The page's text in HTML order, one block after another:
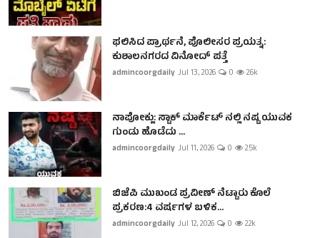
ಫಲಿಸಿದ ಪ್ರಾರ್ಥನೆ, ಪೊಲೀಸರ ಪ್ರಯತ್ನ:
ಕುಶಾಲನಗರದ ವಿನೋದ್ ಪತ್ತೆ
admincoorgdaily Jul 13, 2026 0 2.6k
ನಾಪೋಕ್ಲು: ಸ್ಟಾಕ್ ಮಾರ್ಕೆಟ್ ನಲ್ಲಿ ನಷ್ಟ ಯುವಕ
ಗುಂಡು ಹೊಡೆದು ...
admincoorgdaily Jul 11, 2026 0 2.5k
ಬಿಜೆಪಿ ಮುಖಂಡ ಪ್ರವೀಣ್ ನೆಟ್ಟಾರು ಕೊಲೆ
ಪ್ರಕರಣ:4 ವರ್ಷಗಳ ಬಳಿಕ...
admincoorgdaily Jul 12, 2026 0 2.2k